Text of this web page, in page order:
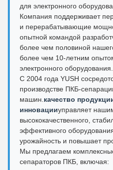
для электронного
Компания поддерживает
и перерабатывающие
опытной командой
более чем половиной
более чем 10-летним
электронного оборудования.
С 2004 года YUSH
производстве ПКБ-
машин. качество
инновацииуправляет
высококачественного,
эффективного
урожайность и повышает
Мы предлагаем
сепараторов ПКБ, включая: